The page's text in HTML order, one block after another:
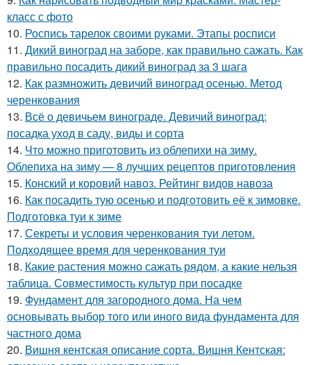
класс с фото
10. Роспись тарелок своими руками. Этапы росписи
11. Дикий виноград на заборе, как правильно сажать. Как
правильно посадить дикий виноград за 3 шага
12. Как размножить девичий виноград осенью. Метод
черенкования
13. Всё о девичьем винограде. Девичий виноград:
посадка уход в саду, виды и сорта
14. Что можно приготовить из облепихи на зиму.
Облепиха на зиму — 8 лучших рецептов приготовления
15. Конский и коровий навоз. Рейтинг видов навоза
16. Как посадить тую осенью и подготовить её к зимовке.
Подготовка туи к зиме
17. Секреты и условия черенкования туи летом.
Подходящее время для черенкования туи
18. Какие растения можно сажать рядом, а какие нельзя
таблица. Совместимость культур при посадке
19. Фундамент для загородного дома. На чем
основывать выбор того или иного вида фундамента для
частного дома
20. Вишня кентская описание сорта. Вишня Кентская: